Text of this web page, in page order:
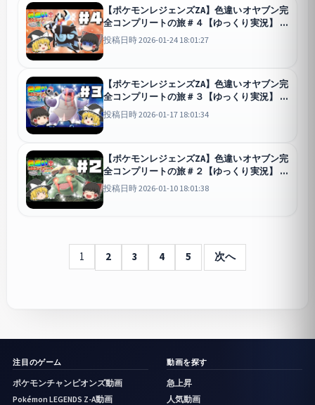
【ポケモンレジェンズZA】色違いオヤブン完
全コンプリートの旅＃４【ゆっくり実況】
Pokémon LE
投稿日時 2026-01-24 18:01:27
【ポケモンレジェンズZA】色違いオヤブン完
全コンプリートの旅＃３【ゆっくり実況】
Pokémon LE
投稿日時 2026-01-17 18:01:34
【ポケモンレジェンズZA】色違いオヤブン完
全コンプリートの旅＃２【ゆっくり実況】
Pokémon LE
投稿日時 2026-01-10 18:01:38
1 2 3 4 5 次へ
注目のゲーム
ポケモンチャンピオンズ動画
Pokémon LEGENDS Z-A動画
動画を探す
急上昇
人気動画